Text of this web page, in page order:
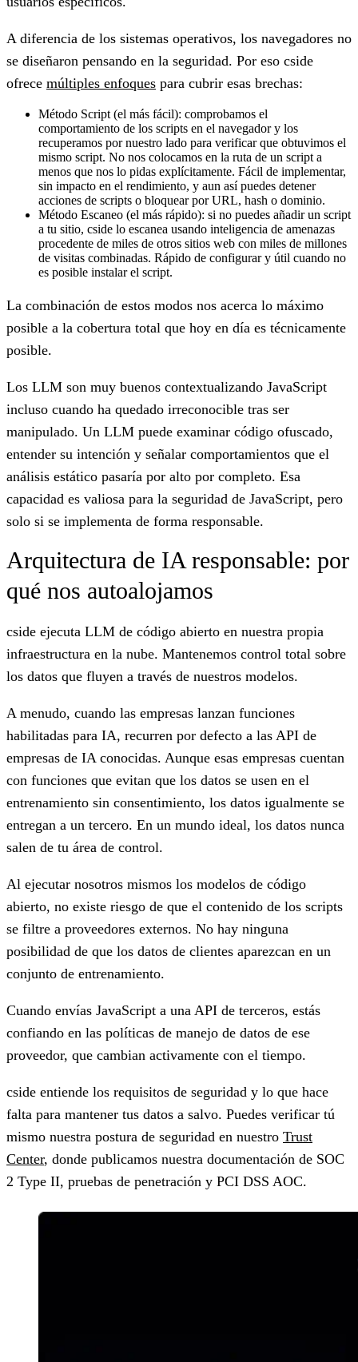
A diferencia de los sistemas operativos, los navegadores no
se diseñaron pensando en la seguridad. Por eso cside
ofrece múltiples enfoques para cubrir esas brechas:
Método Script (el más fácil): comprobamos el
comportamiento de los scripts en el navegador y los
recuperamos por nuestro lado para verificar que obtuvimos el
mismo script. No nos colocamos en la ruta de un script a
menos que nos lo pidas explícitamente. Fácil de implementar,
sin impacto en el rendimiento, y aun así puedes detener
acciones de scripts o bloquear por URL, hash o dominio.
Método Escaneo (el más rápido): si no puedes añadir un script
a tu sitio, cside lo escanea usando inteligencia de amenazas
procedente de miles de otros sitios web con miles de millones
de visitas combinadas. Rápido de configurar y útil cuando no
es posible instalar el script.
La combinación de estos modos nos acerca lo máximo
posible a la cobertura total que hoy en día es técnicamente
posible.
Los LLM son muy buenos contextualizando JavaScript
incluso cuando ha quedado irreconocible tras ser
manipulado. Un LLM puede examinar código ofuscado,
entender su intención y señalar comportamientos que el
análisis estático pasaría por alto por completo. Esa
capacidad es valiosa para la seguridad de JavaScript, pero
solo si se implementa de forma responsable.
Arquitectura de IA responsable: por
qué nos autoalojamos
cside ejecuta LLM de código abierto en nuestra propia
infraestructura en la nube. Mantenemos control total sobre
los datos que fluyen a través de nuestros modelos.
A menudo, cuando las empresas lanzan funciones
habilitadas para IA, recurren por defecto a las API de
empresas de IA conocidas. Aunque esas empresas cuentan
con funciones que evitan que los datos se usen en el
entrenamiento sin consentimiento, los datos igualmente se
entregan a un tercero. En un mundo ideal, los datos nunca
salen de tu área de control.
Al ejecutar nosotros mismos los modelos de código
abierto, no existe riesgo de que el contenido de los scripts
se filtre a proveedores externos. No hay ninguna
posibilidad de que los datos de clientes aparezcan en un
conjunto de entrenamiento.
Cuando envías JavaScript a una API de terceros, estás
confiando en las políticas de manejo de datos de ese
proveedor, que cambian activamente con el tiempo.
cside entiende los requisitos de seguridad y lo que hace
falta para mantener tus datos a salvo. Puedes verificar tú
mismo nuestra postura de seguridad en nuestro Trust
Center, donde publicamos nuestra documentación de SOC
2 Type II, pruebas de penetración y PCI DSS AOC.